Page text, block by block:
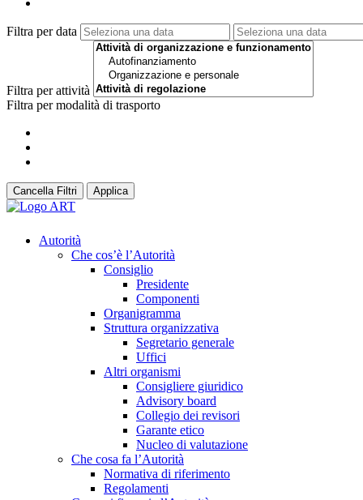
Filtra per data
Filtra per attività
Filtra per modalità di trasporto
Cancella Filtri Applica
Autorità
Che cos’è l’Autorità
Consiglio
Presidente
Componenti
Organigramma
Struttura organizzativa
Segretario generale
Uffici
Altri organismi
Consigliere giuridico
Advisory board
Collegio dei revisori
Garante etico
Nucleo di valutazione
Che cosa fa l’Autorità
Normativa di riferimento
Regolamenti